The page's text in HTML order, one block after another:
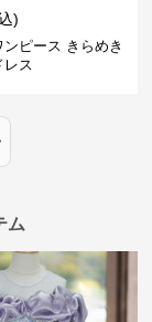
)
ピース きらめき
レス
ム